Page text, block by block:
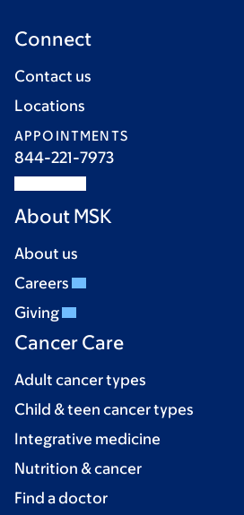
Connect
Contact us
Locations
APPOINTMENTS
844-221-7973
About MSK
About us
Careers
Giving
Cancer Care
Adult cancer types
Child & teen cancer types
Integrative medicine
Nutrition & cancer
Find a doctor